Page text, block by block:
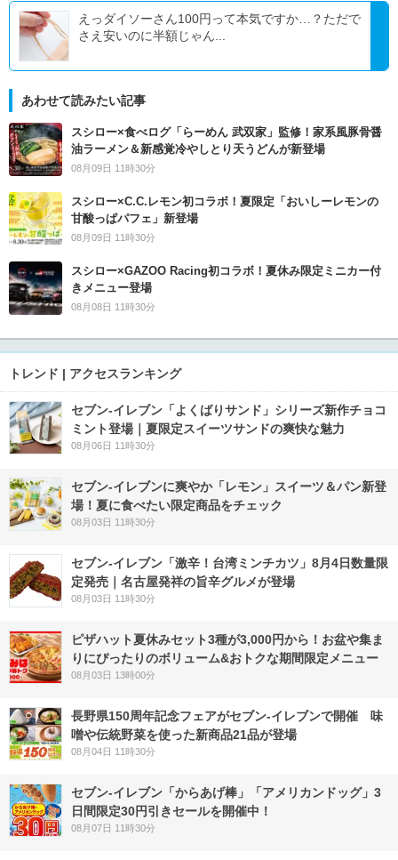
えっダイソーさん100円って本気ですか…？ただで
さえ安いのに半額じゃん...
あわせて読みたい記事
スシロー×食べログ「らーめん 武双家」監修！家系風豚骨醤
油ラーメン＆新感覚冷やしとり天うどんが新登場
08月09日 11時30分
スシロー×C.C.レモン初コラボ！夏限定「おいしーレモンの
甘酸っぱパフェ」新登場
08月09日 11時30分
スシロー×GAZOO Racing初コラボ！夏休み限定ミニカー付
きメニュー登場
08月08日 11時30分
トレンド | アクセスランキング
セブン‐イレブン「よくばりサンド」シリーズ新作チョコ
ミント登場｜夏限定スイーツサンドの爽快な魅力
08月06日 11時30分
セブン‐イレブンに爽やか「レモン」スイーツ＆パン新登
場！夏に食べたい限定商品をチェック
08月03日 11時30分
セブン-イレブン「激辛！台湾ミンチカツ」8月4日数量限
定発売｜名古屋発祥の旨辛グルメが登場
08月03日 11時30分
ピザハット夏休みセット3種が3,000円から！お盆や集ま
りにぴったりのボリューム&おトクな期間限定メニュー
08月03日 13時00分
長野県150周年記念フェアがセブン-イレブンで開催 味
噌や伝統野菜を使った新商品21品が登場
08月04日 11時30分
セブン‐イレブン「からあげ棒」「アメリカンドッグ」3
日間限定30円引きセールを開催中！
08月07日 11時30分